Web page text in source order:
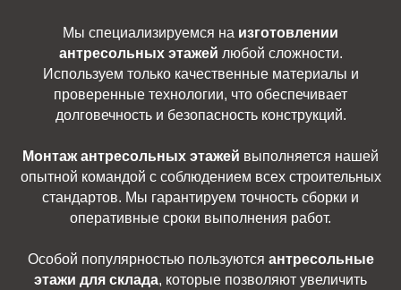
Мы специализируемся на изготовлении
антресольных этажей любой сложности.
Используем только качественные материалы и
проверенные технологии, что обеспечивает
долговечность и безопасность конструкций.
Монтаж антресольных этажей выполняется нашей
опытной командой с соблюдением всех строительных
стандартов. Мы гарантируем точность сборки и
оперативные сроки выполнения работ.
Особой популярностью пользуются антресольные
этажи для склада, которые позволяют увеличить